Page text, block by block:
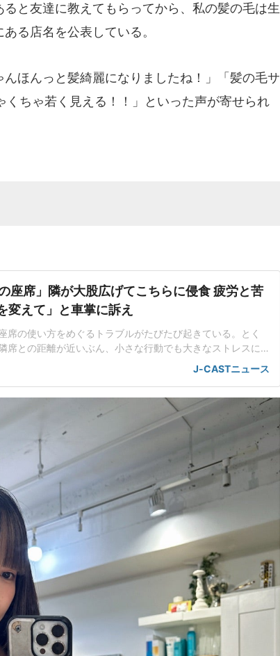
と友達に教えてもらってから、私の髪の毛は生
る店名を公表している。
ほんっと髪綺麗になりましたね！」「髪の毛サ
ちゃ若く見える！！」といった声が寄せられ
座席」隣が大股広げてこちらに侵食 疲労と苦
変えて」と車掌に訴え
席の使い方をめぐるトラブルがたびたび起きている。とく
席との距離が近いぶん、小さな行動でも大きなストレスに
都内在住の中村彩名さん(仮名・30代)は、関西方面から東
思わぬ出来事に直面した。不自然な姿勢で移動する羽目に
仮眠を取るつもり
J-CASTニュース